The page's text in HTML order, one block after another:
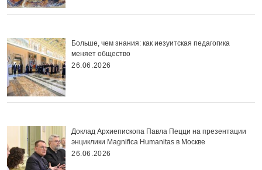
Больше, чем знания: как иезуитская педагогика
меняет общество
26.06.2026
Доклад Архиепископа Павла Пецци на презентации
энциклики Magnifica Нumanitas в Москве
26.06.2026